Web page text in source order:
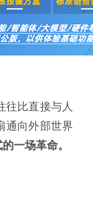
往比直接与人
通向外部世界
一场革命。